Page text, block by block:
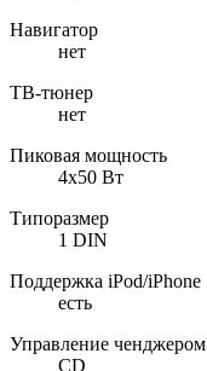
Навигатор
нет
ТВ-тюнер
нет
Пиковая мощность
4x50 Вт
Типоразмер
1 DIN
Поддержка iPod/iPhone
есть
Управление ченджером
CD